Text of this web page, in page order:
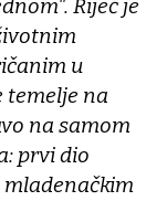
Riječ je
u
temelje na
na samom
prvi dio